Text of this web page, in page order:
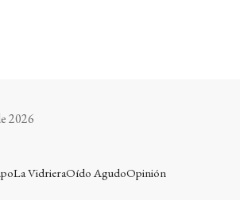
2026
La VidrieraOído AgudoOpinión